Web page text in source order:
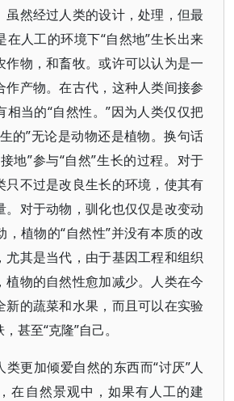
虽然经过人类的设计，处理，但最
在人工的环境下“自然地”生长出来
作物，和畜牧。或许可以认为是一
作产物。在古代，这种人类间接参
相当的“自然性。”因为人类仅仅把
的”无论是动物还是植物。换句话
地”参与“自然”生长的过程。对于
只不过是改良生长的环境，使其有
。对于动物，驯化也仅仅是改变动
，植物的“自然性”并没有本质的改
尤其是当代，由于基因工程和组织
植物的自然性愈加减少。人类在今
新的蔬菜和水果，而且可以在实验
甚至“克隆”自己。
类更加倾爱自然的东西而“讨厌”人
在自然景观中，如果有人工的建